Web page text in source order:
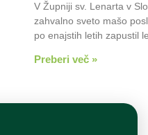
V Župniji sv. Lenarta v
zahvalno sveto mašo
po enajstih letih zapustil
Preberi več »